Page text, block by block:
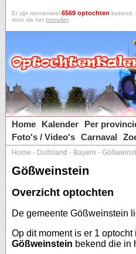
Er zijn momenteel 6569 optochten bekend.
door via het formulier.
Home
Kalender Per
Foto's / Video's Carnaval
Home - Duitsland - Bayern -
Gößweinstein
Overzicht optochten
De gemeente Gößweinstein
Op dit moment is er 1
Gößweinstein bekend die in